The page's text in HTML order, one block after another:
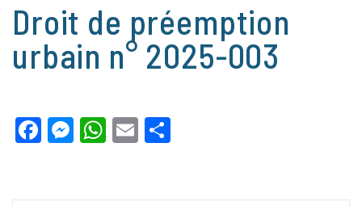
Droit de préemption
urbain n° 2025-003
Facebook
Messenger
WhatsApp
Email